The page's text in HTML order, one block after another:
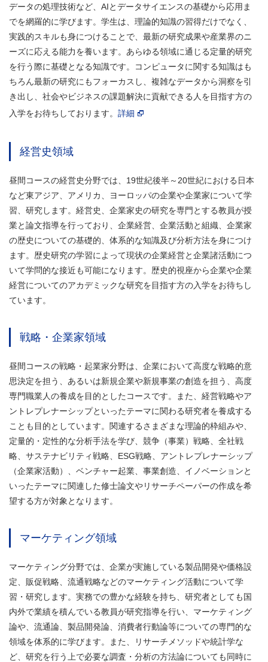
データの処理技術など、AIとデータサイエンスの基礎から応用ま
でを網羅的に学びます。学生は、理論的知識の習得だけでなく、
実践的スキルも身につけることで、最新の研究成果や産業界のニ
ーズに応える能力を養います。あらゆる領域に通じる定量的研究
を行う際に基礎となる知識です。コンピュータに関する知識はも
ちろん最新の研究にもフォーカスし、複雑なデータから洞察を引
き出し、社会やビジネスの課題解決に貢献できる人を目指す方の
入学をお待ちしております。 詳細
経営史領域
昼間コースの経営史分野では、19世紀後半～20世紀における日本
など東アジア、アメリカ、ヨーロッパの企業や企業家について学
習、研究します。経営史、企業家史の研究を専門とする教員が授
業と論文指導を行っており、企業経営、企業活動と組織、企業家
の歴史についての基礎的、体系的な知識及び分析方法を身につけ
ます。歴史研究の学習によって現状の企業経営と企業諸活動につ
いて学問的な接近も可能になります。歴史的視座から企業や企業
経営についてのアカデミックな研究を目指す方の入学をお待ちし
ています。
戦略・企業家領域
昼間コースの戦略・起業家分野は、企業において高度な戦略的意
思決定を担う、あるいは新規企業や新規事業の創造を担う、高度
専門職業人の養成を目的としたコースです。また、経営戦略やア
ントレプレナーシップといったテーマに関わる研究者を養成する
ことも目的としています。関連するさまざまな理論的枠組みや、
定量的・定性的な分析手法を学び、競争（事業）戦略、全社戦
略、サステナビリティ戦略、ESG戦略、アントレプレナーシップ
（企業家活動）、ベンチャー起業、事業創造、イノベーションと
いったテーマに関連した修士論文やリサーチペーパーの作成を希
望する方が対象となります。
マーケティング領域
マーケティング分野では、企業が実施している製品開発や価格設
定、販促戦略、流通戦略などのマーケティング活動について学
習・研究します。実務での豊かな経験を持ち、研究者としても国
内外で業績を積んでいる教員が研究指導を行い、マーケティング
論や、流通論、製品開発論、消費者行動論等についての専門的な
領域を体系的に学びます。また、リサーチメソッドや統計学な
ど、研究を行う上で必要な調査・分析の方法論についても同時に